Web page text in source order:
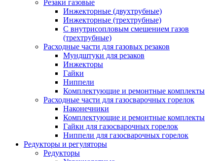
Резаки газовые
Инжекторные (двухтрубные)
Инжекторные (трехтрубные)
С внутрисопловым смешением газов
(трехтрубные)
Расходные части для газовых резаков
Мундштуки для резаков
Инжекторы
Гайки
Ниппели
Комплектующие и ремонтные комплекты
Расходные части для газосварочных горелок
Наконечники
Комплектующие и ремонтные комплекты
Гайки для газосварочных горелок
Ниппели для газосварочных горелок
Редукторы и регуляторы
Редукторы